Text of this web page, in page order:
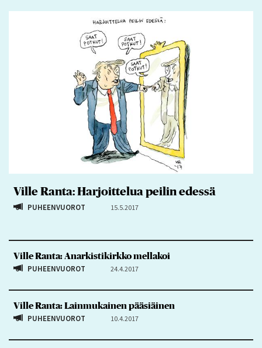
Ville Ranta: Harjoittelua peilin edessä
PUHEENVUOROT 15.5.2017
Ville Ranta: Anarkistikirkko mellakoi
PUHEENVUOROT 24.4.2017
Ville Ranta: Lainmukainen pääsiäinen
PUHEENVUOROT 10.4.2017